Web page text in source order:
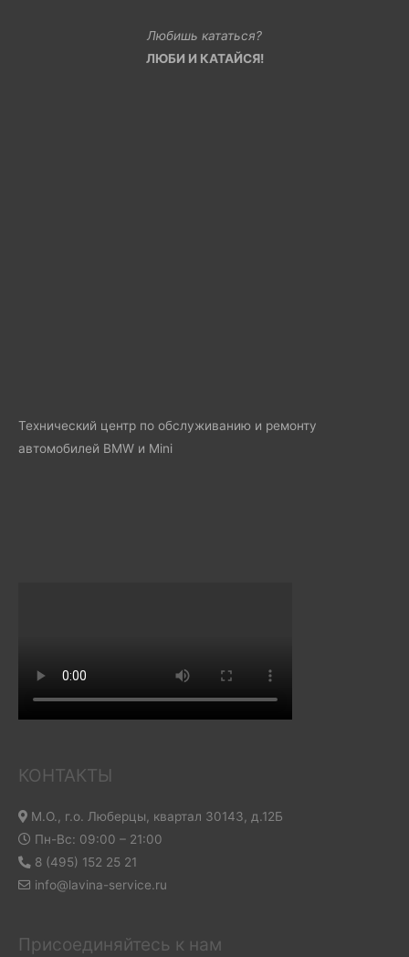
Любишь кататься?
ЛЮБИ И КАТАЙСЯ!
Технический центр по обслуживанию и ремонту
автомобилей BMW и Mini
КОНТАКТЫ
М.О., г.о. Люберцы, квартал 30143, д.12Б
Пн-Вс: 09:00 – 21:00
8 (495) 152 25 21
info@lavina-service.ru
Присоединяйтесь к нам